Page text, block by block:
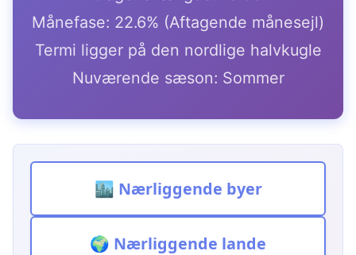
Månefase: 22.6% (Aftagende månesejl)
Termi ligger på den nordlige halvkugle
Nuværende sæson: Sommer
🏙️ Nærliggende byer
🌍 Nærliggende lande